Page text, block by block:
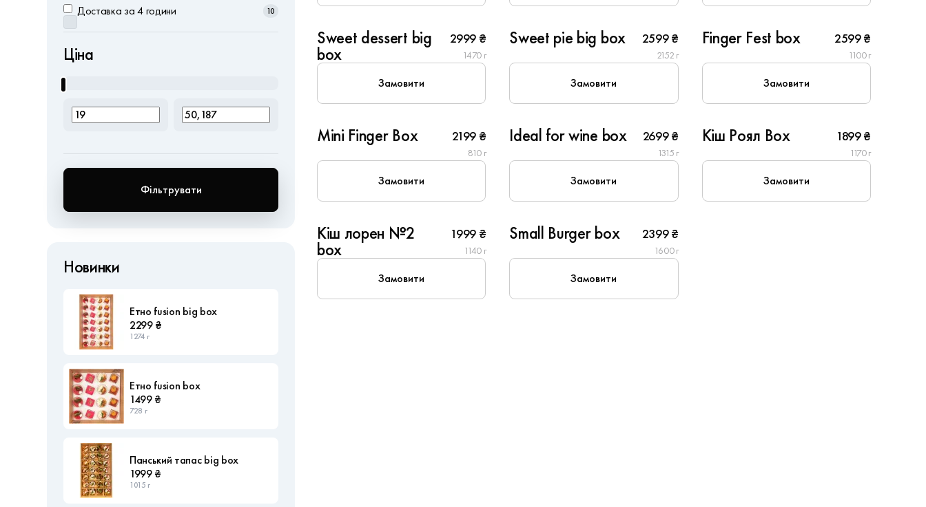
Доставка за 4 години 10
Ціна
Фільтрувати
10
Sweet dessert big
box
2999 ₴
1470 г
Замовити
10
Sweet pie big box 2599 ₴
2152 г
Замовити
6
Finger Fest box 2599 ₴
1100 г
Замовити
6
Mini Finger Box 2199 ₴
810 г
Замовити
4
Ideal for wine box 2699 ₴
1315 г
Замовити
6
Кіш Роял Box 1899 ₴
1170 г
Замовити
Популярне
6
Кіш лорен №2
box
1999 ₴
1140 г
Замовити
6
Small Burger box 2399 ₴
1600 г
Замовити
Новинки
Етно fusion big box
2299 ₴
1274 г
Етно fusion box
1499 ₴
728 г
Панський тапас big box
1999 ₴
1015 г